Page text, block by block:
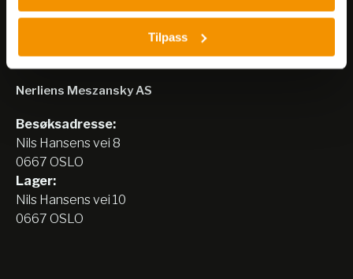
Tilpass
Nerliens Meszansky AS
Besøksadresse:
Nils Hansens vei 8
0667 OSLO
Lager:
Nils Hansens vei 10
0667 OSLO